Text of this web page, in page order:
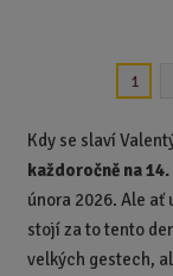
1
Kdy se slaví
každoročně na
února 2026. Ale ať
stojí za to tento
velkých gestech,